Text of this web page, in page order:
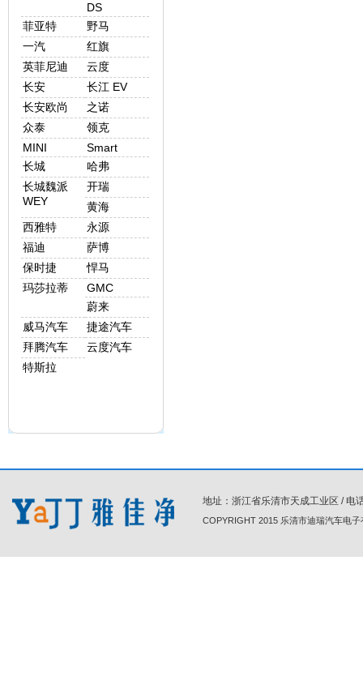
DS
菲亚特
野马
一汽
红旗
英菲尼迪
云度
长安
长江 EV
长安欧尚
之诺
众泰
领克
MINI
Smart
长城
哈弗
长城魏派
WEY
开瑞
黄海
西雅特
永源
福迪
萨博
保时捷
悍马
玛莎拉蒂
GMC
蔚来
威马汽车
捷途汽车
拜腾汽车
云度汽车
特斯拉
地址：浙江省乐清市天成工业区 /
COPYRIGHT 2015 乐清市迪瑞汽车电